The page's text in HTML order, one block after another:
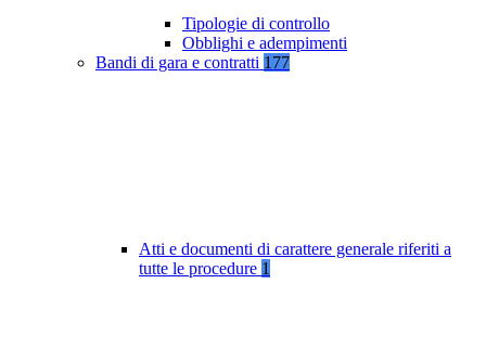
Tipologie di controllo
Obblighi e adempimenti
Bandi di gara e contratti 177
Atti e documenti di carattere generale riferiti a
tutte le procedure 1